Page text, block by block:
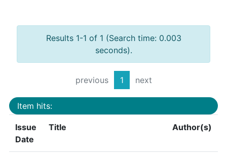
Results 1-1 of 1 (Search time: 0.003
seconds).
previous 1 next
Item hits:
Issue
Date
Title Author(s)